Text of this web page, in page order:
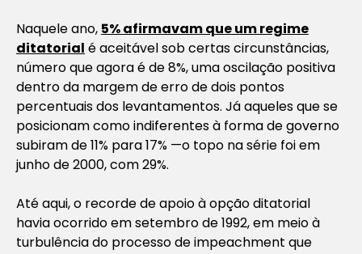
Naquele ano, 5% afirmavam que um regime
ditatorial é aceitável sob certas circunstâncias,
número que agora é de 8%, uma oscilação positiva
dentro da margem de erro de dois pontos
percentuais dos levantamentos. Já aqueles que se
posicionam como indiferentes à forma de governo
subiram de 11% para 17% —o topo na série foi em
junho de 2000, com 29%.
Até aqui, o recorde de apoio à opção ditatorial
havia ocorrido em setembro de 1992, em meio à
turbulência do processo de impeachment que